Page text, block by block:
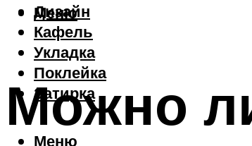
Дизайн
Кафель
Укладка
Поклейка
Затирка
Меню
Меню
Можно